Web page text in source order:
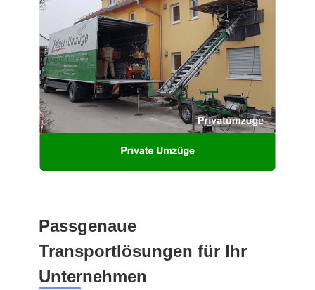
Passgenaue
Transportlösungen für Ihr
Unternehmen